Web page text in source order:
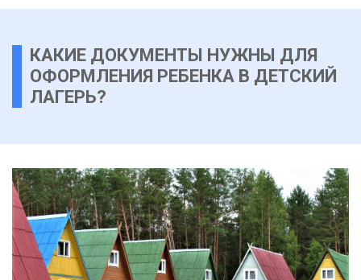
КАКИЕ ДОКУМЕНТЫ НУЖНЫ ДЛЯ
ОФОРМЛЕНИЯ РЕБЕНКА В ДЕТСКИЙ
ЛАГЕРЬ?